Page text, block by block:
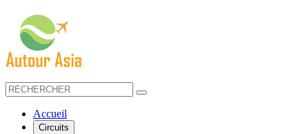
Accueil
Circuits